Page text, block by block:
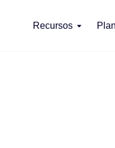
Recursos